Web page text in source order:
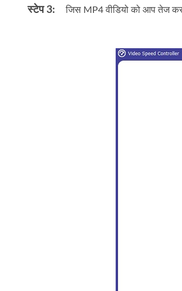
स्टेप 3: जिस MP4 वीडियो को आप तेज